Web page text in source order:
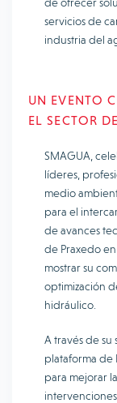
servicios de
industria del
UN EVENTO
EL SECTOR
SMAGUA,
líderes,
medio
para el
de avances
de Praxedo
mostrar su
optimización
hidráulico.
A través de su
plataforma de
para mejorar